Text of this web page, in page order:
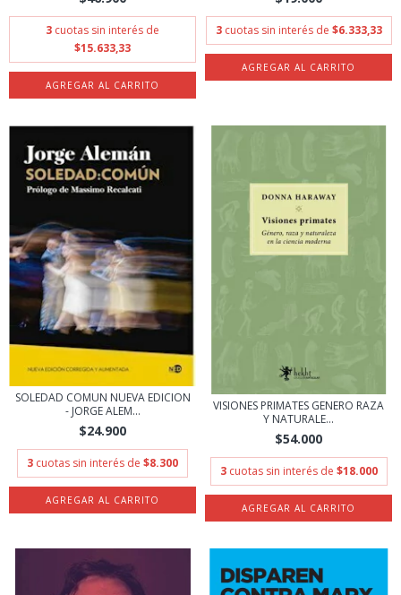
3 cuotas sin interés de
$15.633,33
3 cuotas sin interés de $6.333,33
SOLEDAD COMUN NUEVA EDICION
- JORGE ALEM...
$24.900
3 cuotas sin interés de $8.300
VISIONES PRIMATES GENERO RAZA
Y NATURALE...
$54.000
3 cuotas sin interés de $18.000